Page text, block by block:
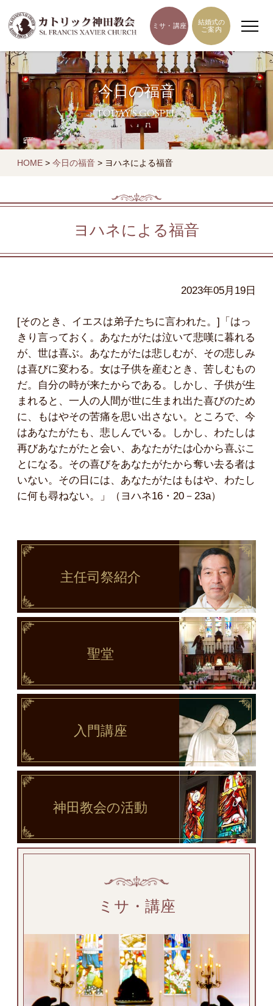
ミサ・講座
結婚式の
ご案内
今日の福音
TODAY'S GOSPEL
HOME > 今日の福音 > ヨハネによる福音
ヨハネによる福音
2023年05月19日
[そのとき、イエスは弟子たちに言われた。]「はっ
きり言っておく。あなたがたは泣いて悲嘆に暮れる
が、世は喜ぶ。あなたがたは悲しむが、その悲しみ
は喜びに変わる。女は子供を産むとき、苦しむもの
だ。自分の時が来たからである。しかし、子供が生
まれると、一人の人間が世に生まれ出た喜びのため
に、もはやその苦痛を思い出さない。ところで、今
はあなたがたも、悲しんでいる。しかし、わたしは
再びあなたがたと会い、あなたがたは心から喜ぶこ
とになる。その喜びをあなたがたから奪い去る者は
いない。その日には、あなたがたはもはや、わたし
に何も尋ねない。」（ヨハネ16・20－23a）
主任司祭紹介
聖堂
入門講座
神田教会の活動
ミサ・講座